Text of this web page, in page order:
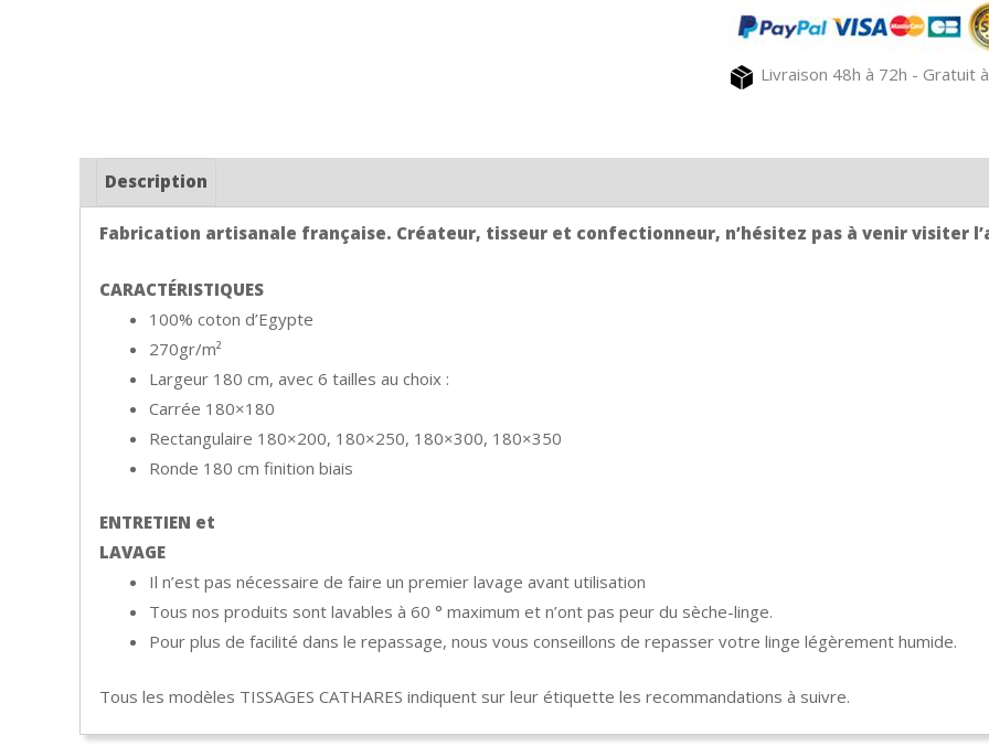
anthracite
CAMON
Livraison 48h à 72h - Gratuit
Description
Fabrication artisanale française. Créateur, tisseur et confectionneur, n’hésitez pas à venir visiter
CARACTÉRISTIQUES
100% coton d’Egypte
270gr/m²
Largeur 180 cm, avec 6 tailles au choix :
Carrée 180×180
Rectangulaire 180×200, 180×250, 180×300, 180×350
Ronde 180 cm finition biais
ENTRETIEN et
LAVAGE
Il n’est pas nécessaire de faire un premier lavage avant utilisation
Tous nos produits sont lavables à 60 ° maximum et n’ont pas peur du sèche-linge.
Pour plus de facilité dans le repassage, nous vous conseillons de repasser votre linge légèrement humide.
Tous les modèles TISSAGES CATHARES indiquent sur leur étiquette les recommandations à suivre.